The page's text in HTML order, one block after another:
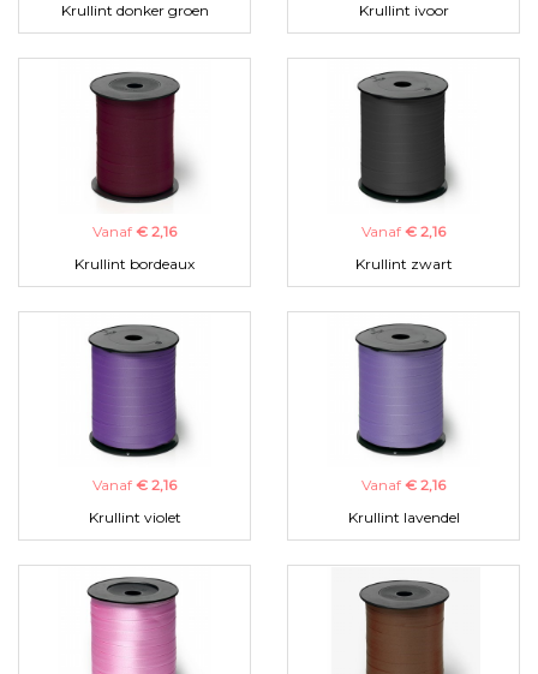
Krullint donker groen
Krullint ivoor
Vanaf € 2,16
Krullint bordeaux
Vanaf € 2,16
Krullint zwart
Vanaf € 2,16
Krullint violet
Vanaf € 2,16
Krullint lavendel